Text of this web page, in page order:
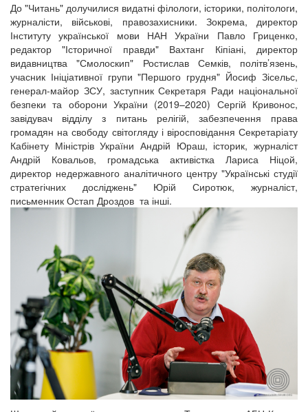
До "Читань" долучилися видатні філологи, історики, політологи,
журналісти, військові, правозахисники. Зокрема, директор
Інституту української мови НАН України Павло Гриценко,
редактор "Історичної правди" Вахтанг Кіпіані, директор
видавництва "Смолоскип" Ростислав Семків, політв’язень,
учасник Ініціативної групи "Першого грудня" Йосиф Зісельс,
генерал-майор ЗСУ, заступник Секретаря Ради національної
безпеки та оборони України (2019–2020) Сергій Кривонос,
завідувач відділу з питань релігій, забезпечення права
громадян на свободу світогляду і віросповідання Секретаріату
Кабінету Міністрів України Андрій Юраш, історик, журналіст
Андрій Ковальов, громадська активістка Лариса Ніцой,
директор недержавного аналітичного центру "Українські студії
стратегічних досліджень" Юрій Сиротюк, журналіст,
письменник Остап Дроздов та інші.